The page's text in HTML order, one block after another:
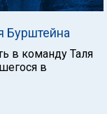
Бурштейна
в команду Таля
в